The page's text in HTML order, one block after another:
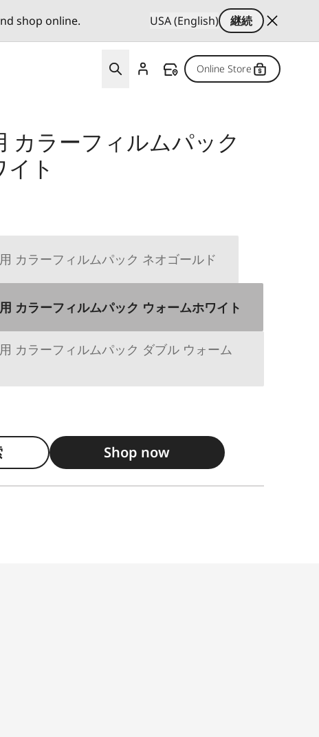
shop online. USA (English)
継続
Online Store
カラーフィルムパック
ト
カラーフィルムパック ネオゴールド
カラーフィルムパック ウォームホワイト
カラーフィルムパック ダブル ウォーム
Shop now